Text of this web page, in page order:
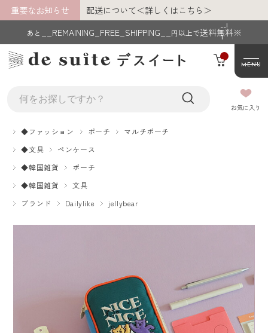
重要なお知らせ 配送について＜詳しくはこちら＞
あと __REMAINING_FREE_SHIPPING__ 円以上で送料無料※
__I
T
C
MENU
お気に入り
__MEMBER_LASTNAME__ __MEMBE
様
マイページ
新規会員登録
お気に入り カートを見る
◆ファッション ポーチ
マルチポーチ
◆文具
ペンケース
◆韓国雑貨
ポーチ
◆韓国雑貨
文具
ブランド
Dailylike jellybear